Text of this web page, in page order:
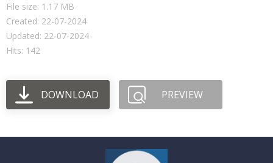
File size: 1.17 MB
Created: 22-07-2024
Updated: 22-07-2024
Hits: 142
DOWNLOAD PREVIEW